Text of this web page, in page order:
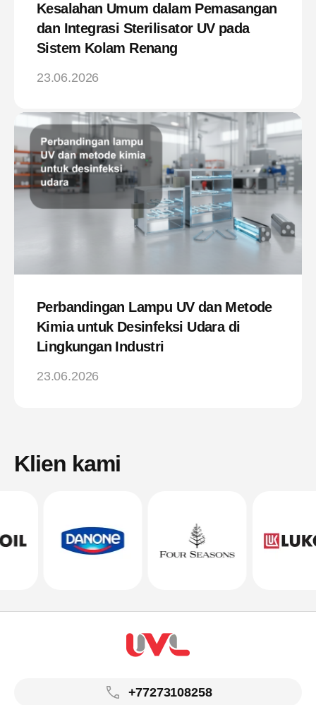
Kesalahan Umum dalam Pemasangan
dan Integrasi Sterilisator UV pada
Sistem Kolam Renang
23.06.2026
Perbandingan Lampu UV dan Metode
Kimia untuk Desinfeksi Udara di
Lingkungan Industri
23.06.2026
Klien kami
+77273108258